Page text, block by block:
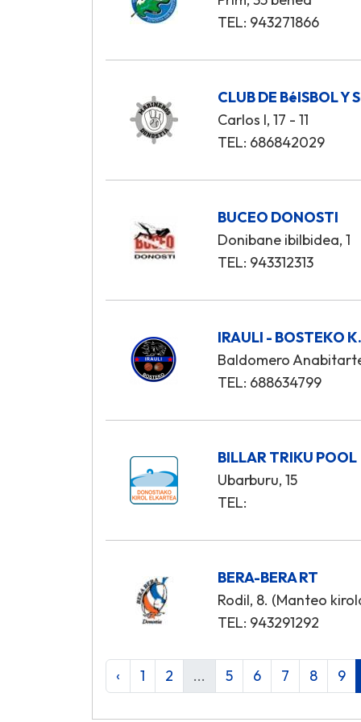
TEL: 943271866
CLUB DE BéISBOL Y
Carlos I, 17 - 11
TEL: 686842029
BUCEO DONOSTI
Donibane ibilbidea, 1
TEL: 943312313
IRAULI - BOSTEKO
Baldomero
TEL: 688634799
BILLAR TRIKU POOL
Ubarburu, 15
TEL:
BERA-BERA RT
Rodil, 8. (Manteo
TEL: 943291292
‹ 1 2 ... 5 6 7 8 9